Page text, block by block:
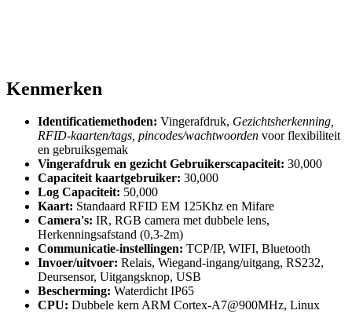
Kenmerken
Identificatiemethoden: Vingerafdruk, Gezichtsherkenning,
RFID-kaarten/tags, pincodes/wachtwoorden voor flexibiliteit
en gebruiksgemak
Vingerafdruk en gezicht Gebruikerscapaciteit: 30,000
Capaciteit kaartgebruiker: 30,000
Log Capaciteit: 50,000
Kaart: Standaard RFID EM 125Khz en Mifare
Camera's: IR, RGB camera met dubbele lens,
Herkenningsafstand (0,3-2m)
Communicatie-instellingen: TCP/IP, WIFI, Bluetooth
Invoer/uitvoer: Relais, Wiegand-ingang/uitgang, RS232,
Deursensor, Uitgangsknop, USB
Bescherming: Waterdicht IP65
CPU: Dubbele kern ARM Cortex-A7@900MHz, Linux